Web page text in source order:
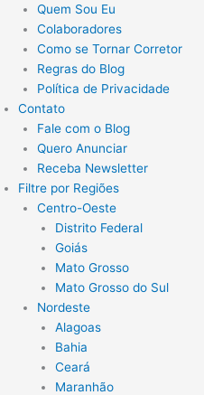
Quem Sou Eu
Colaboradores
Como se Tornar Corretor
Regras do Blog
Política de Privacidade
Contato
Fale com o Blog
Quero Anunciar
Receba Newsletter
Filtre por Regiões
Centro-Oeste
Distrito Federal
Goiás
Mato Grosso
Mato Grosso do Sul
Nordeste
Alagoas
Bahia
Ceará
Maranhão